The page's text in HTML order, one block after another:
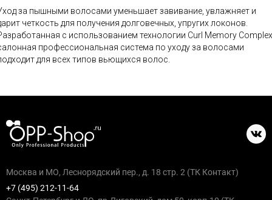
за пышными волосами уменьшает завивание, увлажняет и
четкость для получения долговечных, упругих локонов.
с использованием технологии Curl Memory Complex
профессиональная система по уходу за волосами
для всех типов вьющихся волос.
Москва и МО, Леснорядский пер., д. 18 стр. 2 (ТК Контакт)
+7 (495) 212-11-64